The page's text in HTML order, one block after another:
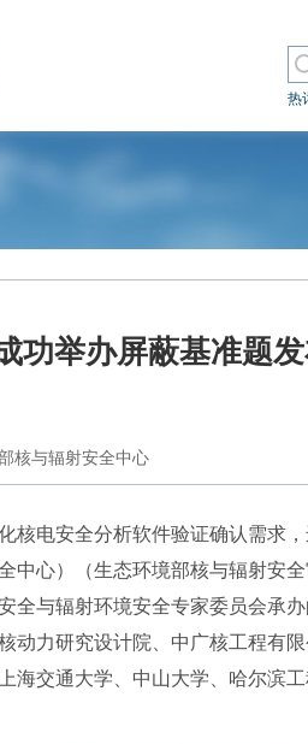
热
功举办屏蔽基准题
核与辐射安全中心
核电安全分析软件验证确认需求
中心）（生态环境部核与辐射安
全与辐射环境安全专家委员会承
动力研究设计院、中广核工程有
海交通大学、中山大学、哈尔滨